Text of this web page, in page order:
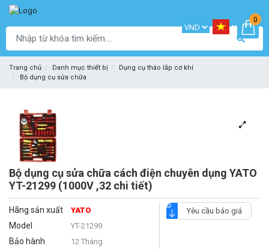
0
Trang chủ Danh mục thiết bị
Dụng cụ tháo lắp cơ khí
Bộ dụng cụ sửa chữa
Bộ dụng cụ sửa chữa cách điện chuyên dụng YATO
YT-21299 (1000V ,32 chi tiết)
Hãng sản xuất YATO
Model YT-21299
Bảo hành 12 Tháng
Yêu cầu báo giá